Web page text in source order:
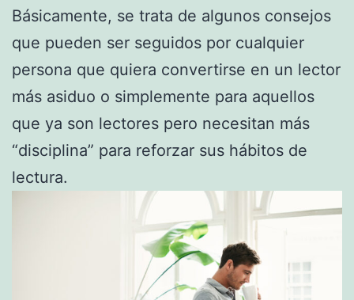
Básicamente, se trata de algunos consejos
que pueden ser seguidos por cualquier
persona que quiera convertirse en un lector
más asiduo o simplemente para aquellos
que ya son lectores pero necesitan más
“disciplina” para reforzar sus hábitos de
lectura.